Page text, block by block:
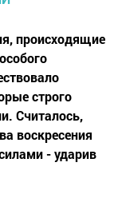
происходящие
строго
Считалось,
воскресения
- ударив